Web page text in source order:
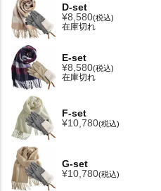
D-set
¥8,580 税込
在庫切れ
E-set
¥8,580 税込
在庫切れ
F-set
¥10,780 税込
G-set
¥10,780 税込